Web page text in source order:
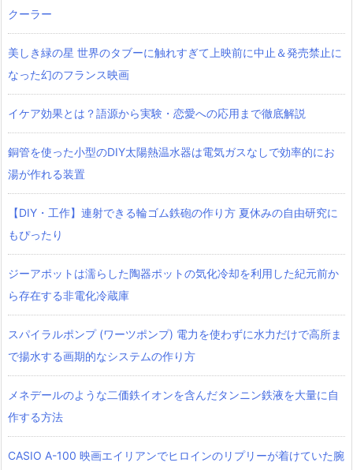
クーラー
美しき緑の星 世界のタブーに触れすぎて上映前に中止＆発売禁止に
なった幻のフランス映画
イケア効果とは？語源から実験・恋愛への応用まで徹底解説
銅管を使った小型のDIY太陽熱温水器は電気ガスなしで効率的にお
湯が作れる装置
【DIY・工作】連射できる輪ゴム鉄砲の作り方 夏休みの自由研究に
もぴったり
ジーアポットは濡らした陶器ポットの気化冷却を利用した紀元前か
ら存在する非電化冷蔵庫
スパイラルポンプ (ワーツポンプ) 電力を使わずに水力だけで高所ま
で揚水する画期的なシステムの作り方
メネデールのような二価鉄イオンを含んだタンニン鉄液を大量に自
作する方法
CASIO A-100 映画エイリアンでヒロインのリプリーが着けていた腕